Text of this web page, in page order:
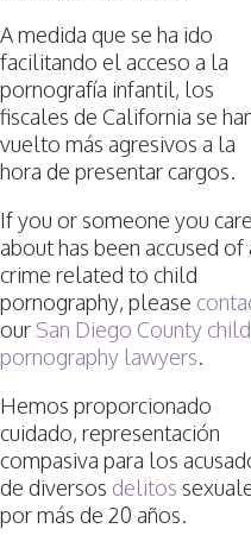
A medida que se ha ido
facilitando el acceso a la
pornografía infantil, los
fiscales de California se
vuelto más agresivos a la
hora de presentar cargos.
If you or someone you care
about has been accused of
crime related to child
pornography, please
our San Diego County child
pornography lawyers.
Hemos proporcionado
cuidado, representación
compasiva para los
de diversos delitos
por más de 20 años.